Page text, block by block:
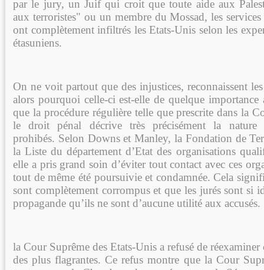
par le jury, un Juif qui croit que toute aide aux
aux terroristes" ou un membre du Mossad, les services
ont complètement infiltrés les Etats-Unis selon les
étasuniens.
On ne voit partout que des injustices, reconnaissent
alors pourquoi celle-ci est-elle de quelque importance
que la procédure régulière telle que prescrite dans la
le droit pénal décrive très précisément la nature
prohibés. Selon Downs et Manley, la Fondation de
la Liste du département d’Etat des organisations
elle a pris grand soin d’éviter tout contact avec ces
tout de même été poursuivie et condamnée. Cela
sont complètement corrompus et que les jurés sont si
propagande qu’ils ne sont d’aucune utilité aux accusés.
la Cour Suprême des Etats-Unis a refusé de
des plus flagrantes. Ce refus montre que la Cour